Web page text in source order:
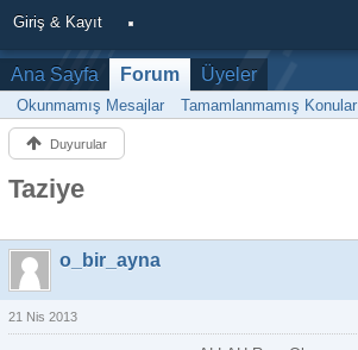
Giriş & Kayıt
Ana Sayfa Forum Üyeler
Okunmamış Mesajlar Tamamlanmamış Konular
Duyurular
Taziye
o_bir_ayna
21 Nis 2013